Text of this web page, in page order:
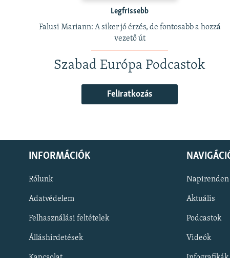
Legfrissebb
Falusi Mariann: A siker jó érzés, de fontosabb a hozzá
vezető út
Szabad Európa Podcastok
Feliratkozás
INFORMÁCIÓK
Rólunk
Adatvédelem
Felhasználási feltételek
Álláshirdetések
Napirenden
Aktuális
Podcastok
Videók